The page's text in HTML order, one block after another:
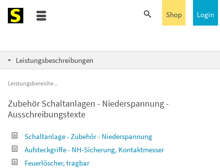
Login
Shop
Leistungsbeschreibungen
Leistungsbereiche
Zubehör Schaltanlagen - Niederspannung -
Ausschreibungstexte
Schaltanlage - Zubehör - Niederspannung
Aufsteckgriffe - NH-Sicherung, Kontaktmesser
Feuerlöscher, tragbar